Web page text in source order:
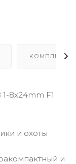
8x24mm F1
и охоты
и